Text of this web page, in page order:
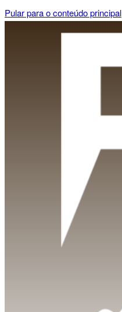
Pular para o conteúdo principal